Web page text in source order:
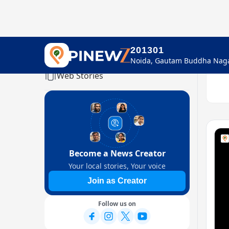
201301
Home
Web Stories
Become a News Creator
Your local stories, Your voice
Join as Creator
Follow us on